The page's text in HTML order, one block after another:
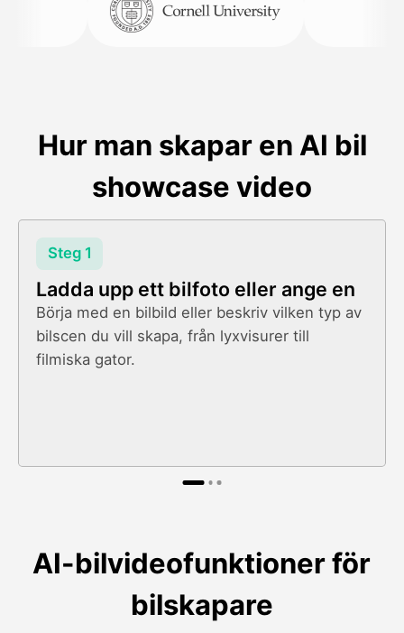
Hur man skapar en AI bil
showcase video
Steg 1
Ladda upp ett bilfoto eller ange en
Börja med en bilbild eller beskriv vilken typ av
bilscen du vill skapa, från lyxvisurer till
filmiska gator.
AI-bilvideofunktioner för
bilskapare